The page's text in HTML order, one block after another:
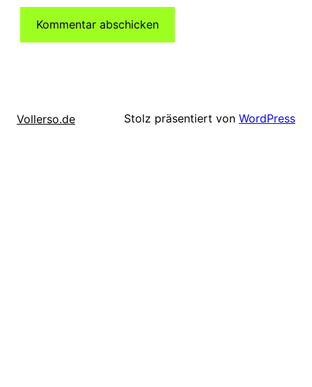
Vollerso.de Stolz präsentiert von WordPress